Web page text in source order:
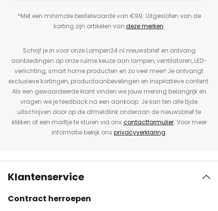
*Met een minimale bestelwaarde van €99. Uitgesloten van de
korting zijn artikelen van deze merken.
Schrijf je in voor onze Lampen24.nl nieuwsbrief en ontvang
aanbiedingen op onze ruime keuze aan lampen, ventilatoren, LED-
verlichting, smart home producten en zo veel meer! Je ontvangt
exclusieve kortingen, productaanbevelingen en inspiratieve content.
Als een gewaardeerde klant vinden we jouw mening belangrijk en
vragen we je feedback na een aankoop. Je kan ten alle tijde
uitschrijven door op de afmeldlink onderaan de nieuwsbrief te
klikken of een mailtje te sturen via ons contactformulier. Voor meer
informatie bekijk ons privacyverklaring.
Klantenservice
Contract herroepen